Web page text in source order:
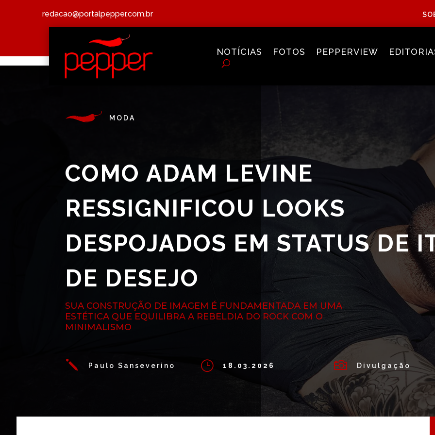
redacao@portalpepper.com.br
NOTÍCIAS FOTOS PEPPERVIEW
MODA
COMO ADAM LEVINE
RESSIGNIFICOU LOOKS
DESPOJADOS EM STATUS DE
DE DESEJO
SUA CONSTRUÇÃO DE IMAGEM É FUNDAMENTADA EM UMA
ESTÉTICA QUE EQUILIBRA A REBELDIA DO ROCK COM O
MINIMALISMO
j Paulo Sanseverino } 18.03.2026  Divulgação